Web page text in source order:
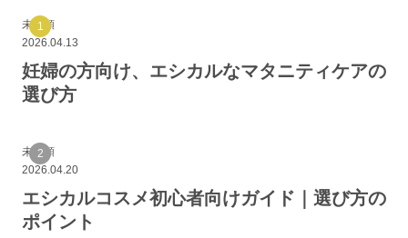
未分類
2026.04.13
妊婦の方向け、エシカルなマタニティケアの
選び方
未分類
2026.04.20
エシカルコスメ初心者向けガイド｜選び方の
ポイント